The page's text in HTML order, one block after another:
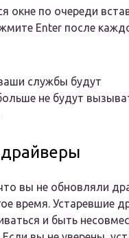
окне по очереди
Enter после
службы будут
не будут
вы не обновляли
время. Устаревшие
и быть